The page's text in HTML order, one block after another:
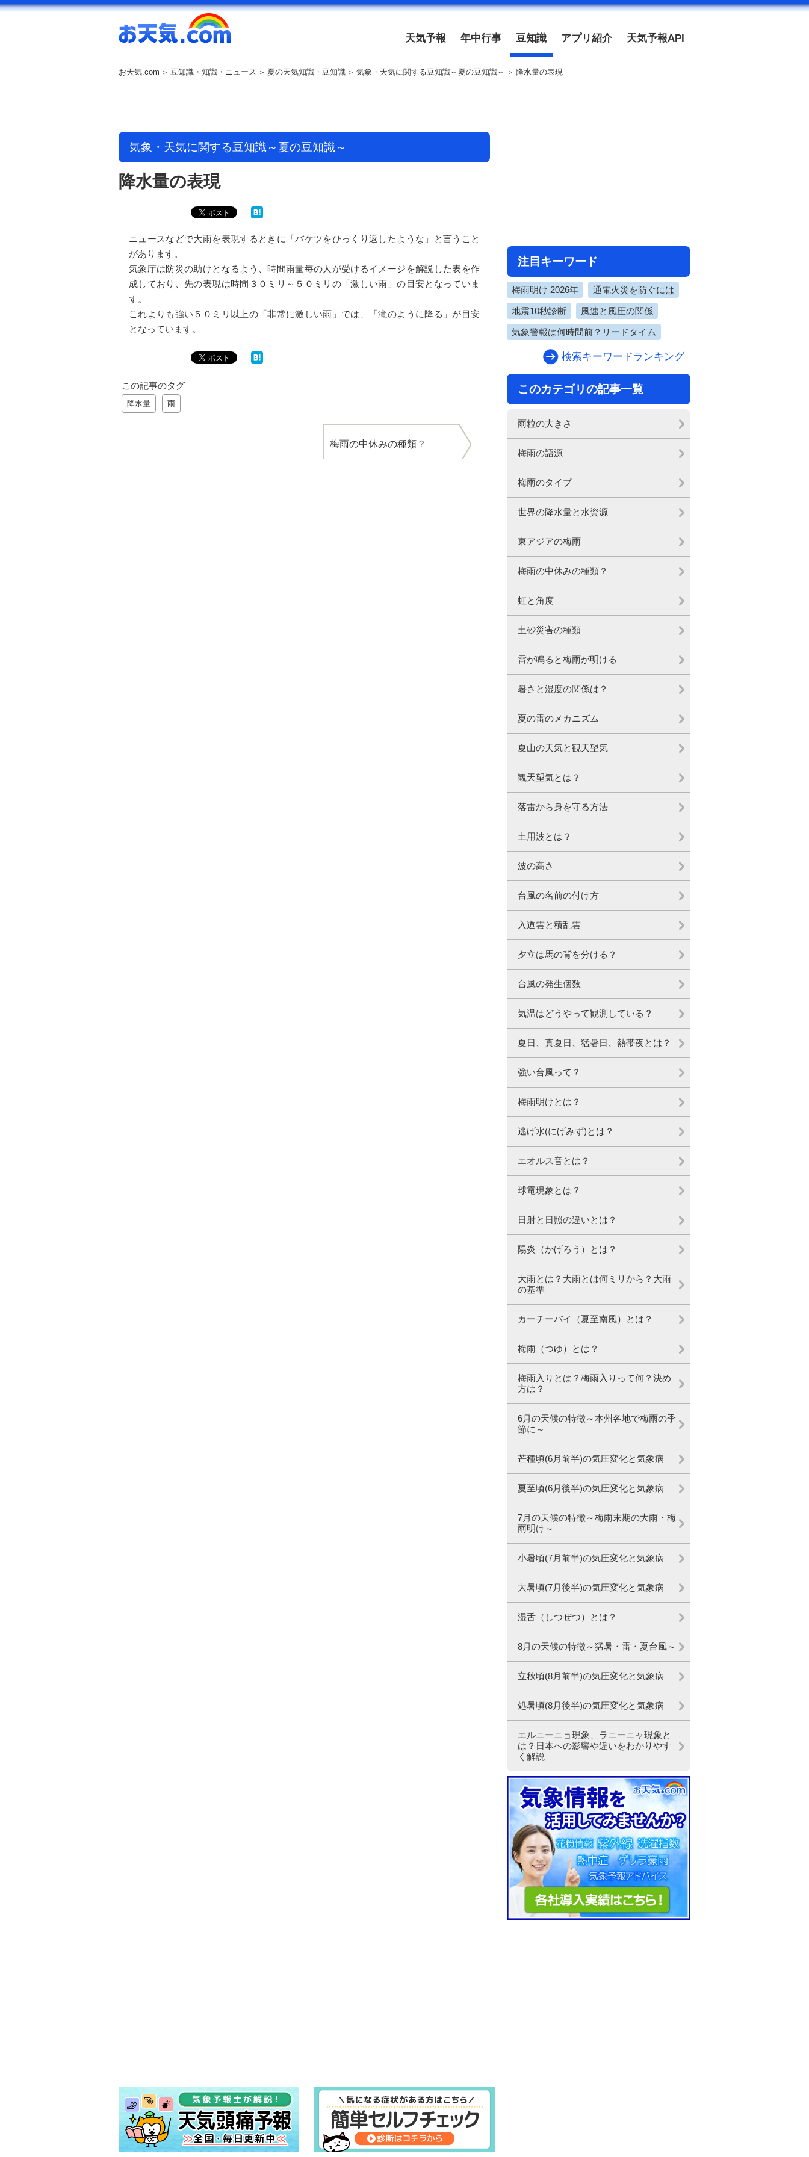
天気予報 年中行事 豆知識 アプリ紹介 天気予報API
お天気.com 豆知識・知識・ニュース 夏の天気知識・豆知識 気象・天気に関する豆知識～夏の豆知識～ 降水量の表現
気象・天気に関する豆知識～夏の豆知識～
降水量の表現
ニュースなどで大雨を表現するときに「バケツをひっくり返したような」と言うこと
があります。
気象庁は防災の助けとなるよう、時間雨量毎の人が受けるイメージを解説した表を作
成しており、先の表現は時間３０ミリ～５０ミリの「激しい雨」の目安となっていま
す。
これよりも強い５０ミリ以上の「非常に激しい雨」では、「滝のように降る」が目安
となっています。
この記事のタグ
降水量 雨
梅雨の中休みの種類？
注目キーワード
梅雨明け 2026年 通電火災を防ぐには
地震10秒診断 風速と風圧の関係
気象警報は何時間前？リードタイム
検索キーワードランキング
このカテゴリの記事一覧
雨粒の大きさ
梅雨の語源
梅雨のタイプ
世界の降水量と水資源
東アジアの梅雨
梅雨の中休みの種類？
虹と角度
土砂災害の種類
雷が鳴ると梅雨が明ける
暑さと湿度の関係は？
夏の雷のメカニズム
夏山の天気と観天望気
観天望気とは？
落雷から身を守る方法
土用波とは？
波の高さ
台風の名前の付け方
入道雲と積乱雲
夕立は馬の背を分ける？
台風の発生個数
気温はどうやって観測している？
夏日、真夏日、猛暑日、熱帯夜とは？
強い台風って？
梅雨明けとは？
逃げ水(にげみず)とは？
エオルス音とは？
球電現象とは？
日射と日照の違いとは？
陽炎（かげろう）とは？
大雨とは？大雨とは何ミリから？大雨
の基準
カーチーバイ（夏至南風）とは？
梅雨（つゆ）とは？
梅雨入りとは？梅雨入りって何？決め
方は？
6月の天候の特徴～本州各地で梅雨の季
節に～
芒種頃(6月前半)の気圧変化と気象病
夏至頃(6月後半)の気圧変化と気象病
7月の天候の特徴～梅雨末期の大雨・梅
雨明け～
小暑頃(7月前半)の気圧変化と気象病
大暑頃(7月後半)の気圧変化と気象病
湿舌（しつぜつ）とは？
8月の天候の特徴～猛暑・雷・夏台風～
立秋頃(8月前半)の気圧変化と気象病
処暑頃(8月後半)の気圧変化と気象病
エルニーニョ現象、ラニーニャ現象と
は？日本への影響や違いをわかりやす
く解説